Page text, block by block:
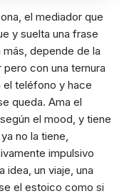
el mediador que
y suelta una frase
depende de la
con una ternura
el teléfono y hace
queda. Ama el
el mood, y tiene
no la tiene,
impulsivo
idea, un viaje, una
el estoico como si